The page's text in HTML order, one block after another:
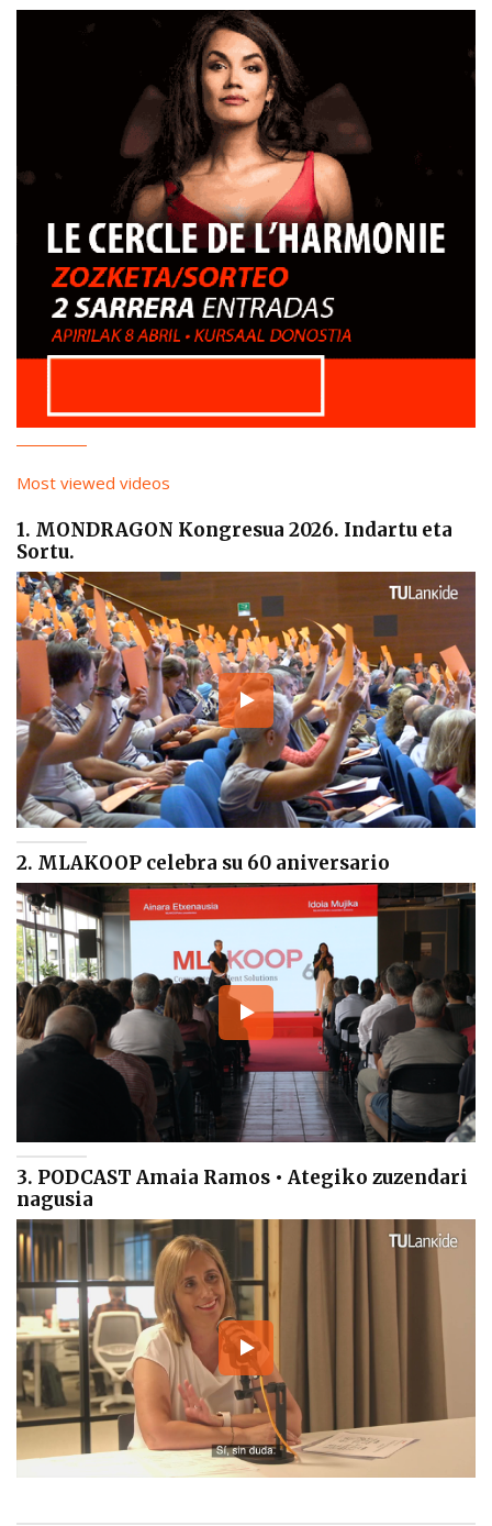
Most viewed videos
1. MONDRAGON Kongresua 2026. Indartu eta
Sortu.
2. MLAKOOP celebra su 60 aniversario
3. PODCAST Amaia Ramos • Ategiko zuzendari
nagusia